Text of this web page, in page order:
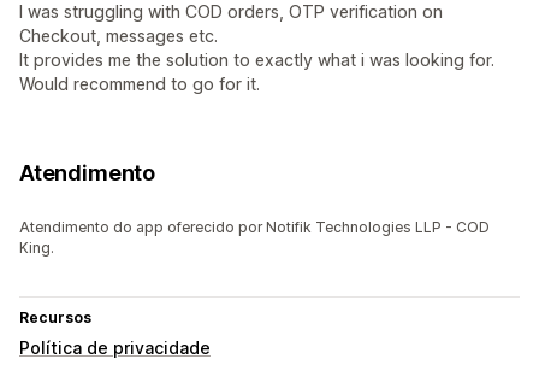
I was struggling with COD orders, OTP verification on
Checkout, messages etc.
It provides me the solution to exactly what i was looking for.
Would recommend to go for it.
Atendimento
Atendimento do app oferecido por Notifik Technologies LLP - COD
King.
Recursos
Política de privacidade